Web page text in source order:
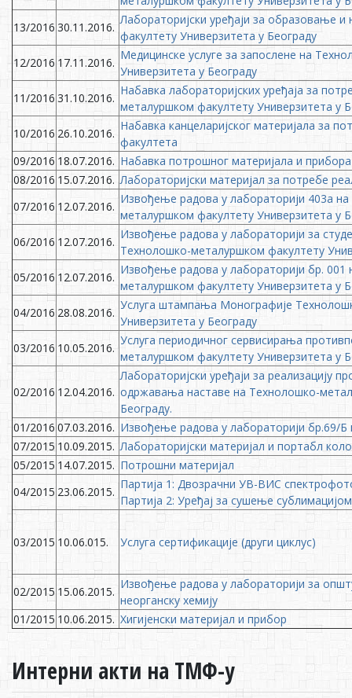
13/2016 30.11.2016.
Лабораторијски уређаји за образовање
факултету Универзитета у Београду
12/2016 17.11.2016.
Медицинске услуге за запослене на
Универзитета у Београду
11/2016 31.10.2016.
Набавка лабораторијских уређаја за
металуршком факултету Универзитета у
10/2016 26.10.2016.
Набавка канцеларијског материјала за
факултета
09/2016 18.07.2016. Набавка потрошног материјала и
08/2016 15.07.2016. Лабораторијски материјал за потребе
07/2016 12.07.2016.
Извођење радова у лабораторији 403а
металуршком факултету Универзитета у
06/2016 12.07.2016.
Извођење радова у лабораторији за
Технолошко-металуршком факултету
05/2016 12.07.2016.
Извођење радова у лабораторији бр.
металуршком факултету Универзитета у
04/2016 28.08.2016.
Услуга штампања Монографије
Универзитета у Београду
03/2016 10.05.2016.
Услуга периодичног сервисирања
металуршком факултету Универзитета у
02/2016 12.04.2016.
Лабораторијски уређаји за реализацију
одржавања наставе на Технолошко-
Београду.
01/2016 07.03.2016. Извођење радова у лабораторији бр.69/Б
07/2015 10.09.2015. Лабораторијски материјал и портабл
05/2015 14.07.2015. Потрошни материјал
04/2015 23.06.2015.
Партија 1: Двозрачни УВ-ВИС
Партија 2: Уређај за сушење сублимацијом
03/2015 10.06.015. Услуга сертификације (други циклус)
02/2015 15.06.2015.
Извођење радова у лабораторији за
неорганску хемију
01/2015 10.06.2015. Хигијенски материјал и прибор
Интерни акти на ТМФ-у